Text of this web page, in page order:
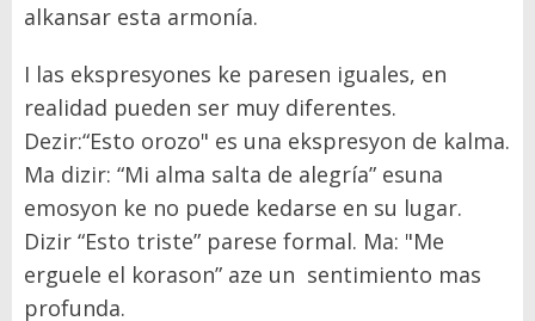
alkansar esta armonía.
I las ekspresyones ke paresen iguales, en
realidad pueden ser muy diferentes.
Dezir:“Esto orozo" es una ekspresyon de kalma.
Ma dizir: “Mi alma salta de alegría” esuna
emosyon ke no puede kedarse en su lugar.
Dizir “Esto triste” parese formal. Ma: "Me
erguele el korason” aze un sentimiento mas
profunda.